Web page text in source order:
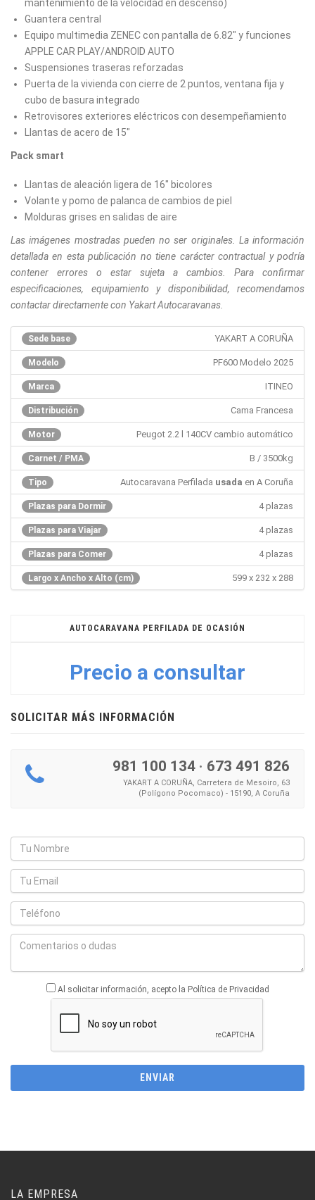
mantenimiento de la velocidad en descenso)
Guantera central
Equipo multimedia ZENEC con pantalla de 6.82" y funciones
APPLE CAR PLAY/ANDROID AUTO
Suspensiones traseras reforzadas
Puerta de la vivienda con cierre de 2 puntos, ventana fija y
cubo de basura integrado
Retrovisores exteriores eléctricos con desempeñamiento
Llantas de acero de 15"
Pack smart
Llantas de aleación ligera de 16" bicolores
Volante y pomo de palanca de cambios de piel
Molduras grises en salidas de aire
Las imágenes mostradas pueden no ser originales. La información
detallada en esta publicación no tiene carácter contractual y podría
contener errores o estar sujeta a cambios. Para confirmar
especificaciones, equipamiento y disponibilidad, recomendamos
contactar directamente con Yakart Autocaravanas.
Sede base YAKART A CORUÑA
Modelo PF600 Modelo 2025
Marca ITINEO
Distribución Cama Francesa
Motor Peugot 2.2 l 140CV cambio automático
Carnet / PMA B / 3500kg
Tipo Autocaravana Perfilada usada en A Coruña
Plazas para Dormir 4 plazas
Plazas para Viajar 4 plazas
Plazas para Comer 4 plazas
Largo x Ancho x Alto (cm) 599 x 232 x 288
AUTOCARAVANA PERFILADA DE OCASIÓN
Precio a consultar
SOLICITAR MÁS INFORMACIÓN
981 100 134 · 673 491 826
YAKART A CORUÑA, Carretera de Mesoiro, 63
(Polígono Pocomaco) - 15190, A Coruña
Al solicitar información, acepto la Política de Privacidad
LA EMPRESA